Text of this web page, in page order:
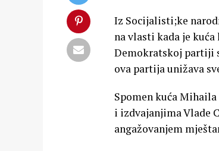
Iz Socijalisti;ke
na vlasti kada je
Demokratskoj partiji
ova partija unižava
Spomen kuća
i izdvajanjima Vlade
angažovanjem